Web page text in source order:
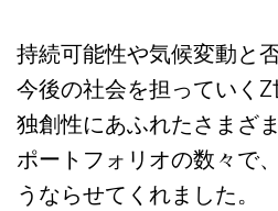
持続可能性や気候変動と
今後の社会を担っていく
独創性にあふれたさまざ
ポートフォリオの数々で
うならせてくれました。